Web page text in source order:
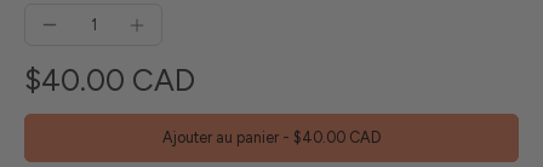
$40.00 CAD
Ajouter au panier - $40.00 CAD